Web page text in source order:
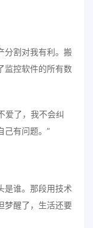
分割对我有利。搬
监控软件的所有数
爱了，我不会纠
己有问题。”
是谁。那段用技术
梦醒了，生活还要